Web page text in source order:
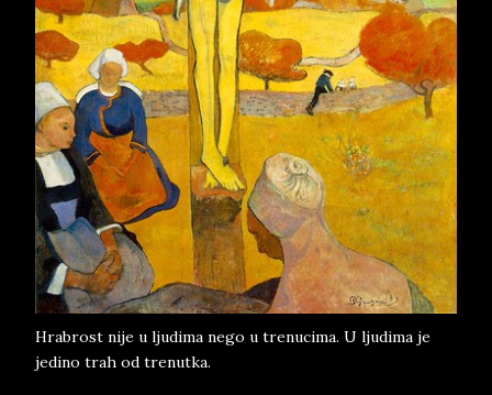
Hrabrost nije u ljudima nego u trenucima. U ljudima je
jedino trah od trenutka.